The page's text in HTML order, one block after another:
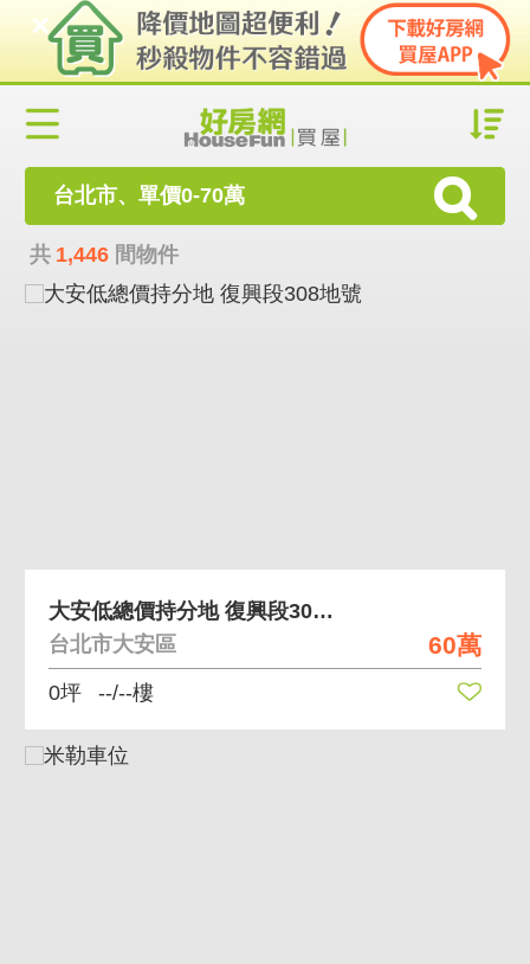
台北市、單價0-70萬
共 1,446 間物件
60萬
大安低總價持分地 復興段308地號
台北市大安區
0坪 --/--樓